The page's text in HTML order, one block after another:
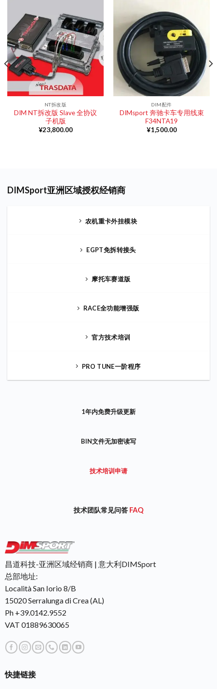
NT拆改版
DIM NT拆改版 Slave 全协议
子机版
¥23,800.00
DIM配件
DIMsport 奔驰卡车专用线束
F34NTA19
¥1,500.00
DIMSport亚洲区域授权经销商
农机重卡外挂模块
EGPT免拆转接头
摩托车赛道版
RACE全功能增强版
官方技术培训
PRO TUNE一阶程序
1年内免费升级更新
BIN文件无加密读写
技术培训申请
技术团队常见问答 FAQ
昌道科技-亚洲区域经销商 | 意大利DIMSport
总部地址:
Località San Iorio 8/B
15020 Serralunga di Crea (AL)
Ph +39.0142.9552
VAT 01889630065
快捷链接